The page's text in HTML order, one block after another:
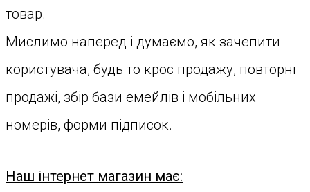
товар.
Мислимо наперед і думаємо, як зачепити
користувача, будь то крос продажу, повторні
продажі, збір бази емейлів і мобільних
номерів, форми підписок.
Наш інтернет магазин має: